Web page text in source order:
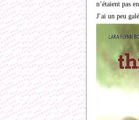
n’étaient pas
J’ai un peu